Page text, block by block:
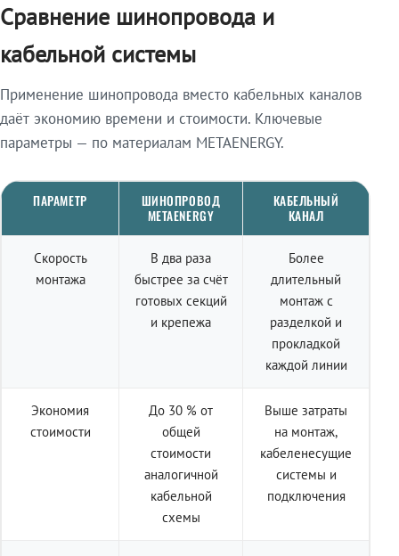
Сравнение шинопровода и
кабельной системы
Применение шинопровода вместо кабельных каналов
даёт экономию времени и стоимости. Ключевые
параметры — по материалам METAENERGY.
ПАРАМЕТР
ШИНОПРОВОД
METAENERGY
КАБЕЛЬНЫЙ
КАНАЛ
Скорость
монтажа
В два раза
быстрее за счёт
готовых секций
и крепежа
Более
длительный
монтаж с
разделкой и
прокладкой
каждой линии
Экономия
стоимости
До 30 % от
общей
стоимости
аналогичной
кабельной
схемы
Выше затраты
на монтаж,
кабеленесущие
системы и
подключения